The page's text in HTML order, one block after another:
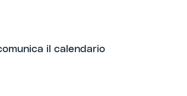
il calendario